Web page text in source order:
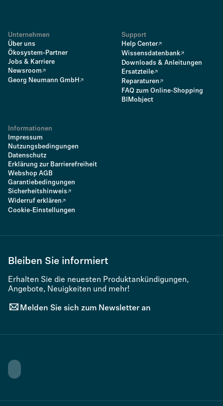
Unternehmen
Über uns
Ökosystem-Partner
Jobs & Karriere
Newsroom
Georg Neumann GmbH
Support
Help Center
Wissensdatenbank
Downloads & Anleitungen
Ersatzteile
Reparaturen
FAQ zum Online-Shopping
BIMobject
Informationen
Impressum
Nutzungsbedingungen
Datenschutz
Erklärung zur Barrierefreiheit
Webshop AGB
Garantiebedingungen
Sicherheitshinweis
Widerruf erklären
Cookie-Einstellungen
Bleiben Sie informiert
Erhalten Sie die neuesten Produktankündigungen,
Angebote, Neuigkeiten und mehr!
Melden Sie sich zum Newsletter an